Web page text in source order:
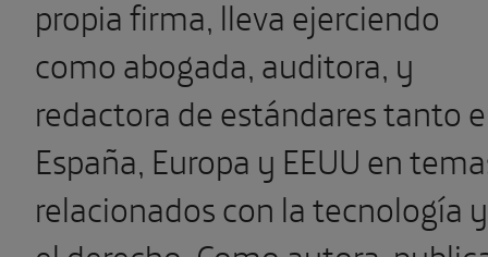
propia firma, lleva ejerciendo
como abogada, auditora, y
redactora de estándares tanto
España, Europa y EEUU en
relacionados con la tecnología y